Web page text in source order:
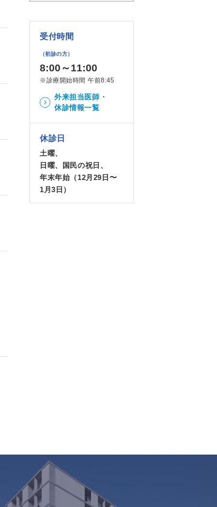
受付時間
（初診の方）
8:00～11:00
※診療開始時間 午前8:45
外来担当医師・
休診情報一覧
休診日
土曜、
日曜、国民の祝日、
年末年始（12月29日〜
1月3日）